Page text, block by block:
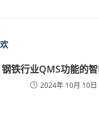
钢铁行业QMS功能的
2024年 10月 10日